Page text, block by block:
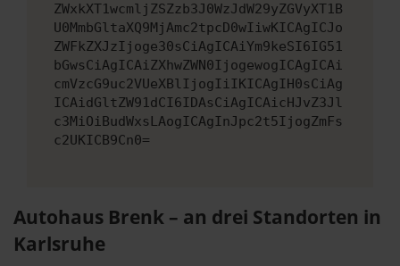
ZWxkXT1wcmljZSZzb3J0WzJdW29yZGVyXT1B
U0MmbGltaXQ9MjAmc2tpcD0wIiwKICAgICJo
ZWFkZXJzIjoge30sCiAgICAiYm9keSI6IG51
bGwsCiAgICAiZXhwZWN0IjogewogICAgICAi
cmVzcG9uc2VUeXBlIjogIiIKICAgIH0sCiAg
ICAidGltZW91dCI6IDAsCiAgICAicHJvZ3Jl
c3MiOiBudWxsLAogICAgInJpc2t5IjogZmFs
c2UKICB9Cn0=
Autohaus Brenk – an drei Standorten in
Karlsruhe